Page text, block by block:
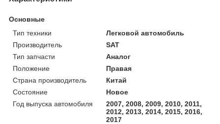
Основные
Тип техники
Легковой автомобиль
Производитель
SAT
Тип запчасти
Аналог
Положение
Правая
Страна производитель
Китай
Состояние
Новое
Год выпуска автомобиля
2007, 2008, 2009, 2010, 2011,
2012, 2013, 2014, 2015, 2016,
2017